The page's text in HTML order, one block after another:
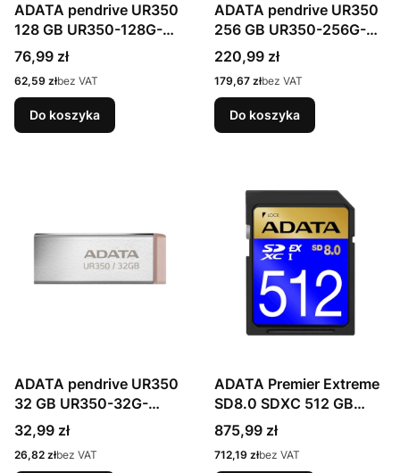
ADATA pendrive UR350
128 GB UR350-128G-
RSR/BG
Cena
76,99 zł
Cena
62,59 złbez VAT
Do koszyka
ADATA pendrive UR350
256 GB UR350-256G-
RSR/BG
Cena
220,99 zł
Cena
179,67 złbez VAT
Do koszyka
ADATA pendrive UR350
32 GB UR350-32G-
RSR/BG
Cena
32,99 zł
Cena
26,82 złbez VAT
ADATA Premier Extreme
SD8.0 SDXC 512 GB
Class 10 UHS-I/U3 V30
Cena
875,99 zł
Cena
712,19 złbez VAT